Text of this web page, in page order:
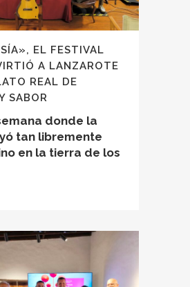
EL FESTIVAL
A LANZAROTE
REAL DE
SABOR
donde la
tan libremente
en la tierra de los